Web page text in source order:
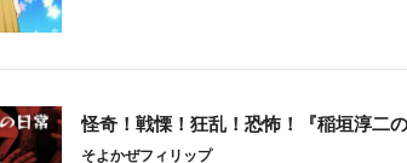
怪奇！戦慄！狂乱！恐怖！『稲垣淳二
そよかぜフィリップ